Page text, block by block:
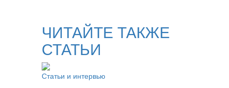
ЧИТАЙТЕ ТАКЖЕ
СТАТЬИ
Статьи и интервью